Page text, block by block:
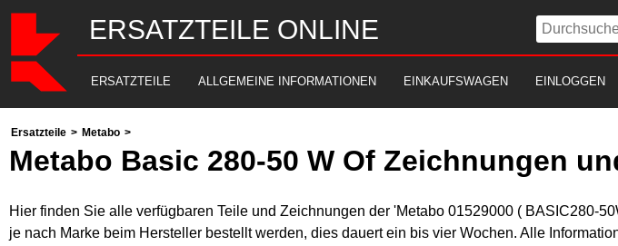
ERSATZTEILE ONLINE
ERSATZTEILE ALLGEMEINE INFORMATIONEN EINKAUFSWAGEN EINLOGGEN
Ersatzteile > Metabo >
Metabo Basic 280-50 W Of Zeichnungen
Hier finden Sie alle verfügbaren Teile und Zeichnungen der 'Metabo 01529000 ( BASIC280-
je nach Marke beim Hersteller bestellt werden, dies dauert ein bis vier Wochen. Alle